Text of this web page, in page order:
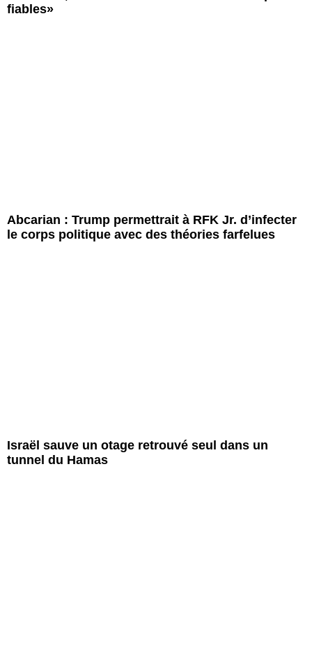
fiables»
Abcarian : Trump permettrait à RFK Jr. d’infecter
le corps politique avec des théories farfelues
Israël sauve un otage retrouvé seul dans un
tunnel du Hamas